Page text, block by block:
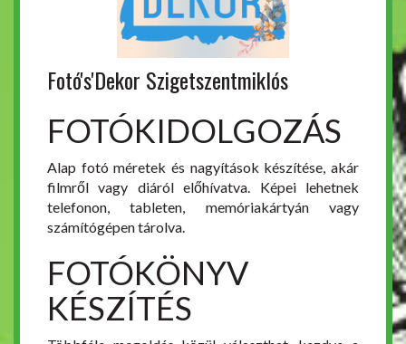
Fotó's'Dekor Szigetszentmiklós
FOTÓKIDOLGOZÁS
Alap fotó méretek és nagyítások készítése, akár
filmről vagy diáról előhívatva. Képei lehetnek
telefonon, tableten, memóriakártyán vagy
számítógépen tárolva.
FOTÓKÖNYV
KÉSZÍTÉS